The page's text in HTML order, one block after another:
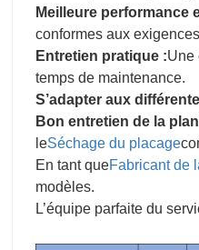
Meilleure performance
conformes aux
Entretien pratique :Une
temps de maintenance.
S’adapter aux
Bon entretien de la
leSéchage du placage
En tant queFabricant de
modèles.
L’équipe parfaite du